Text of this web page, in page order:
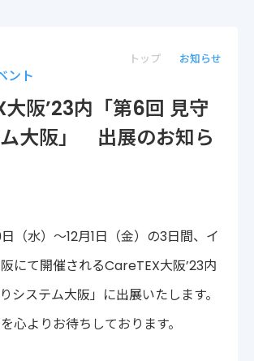
市港北区新横浜2-14-4 シルバービル1F
ポリシー
利用規約
トップ お知らせ
ント
阪’23内「第6回 見守
ム大阪」 出展のお知ら
（水）～12月1日（金）の3日間、イ
にて開催されるCareTEX大阪’23内
システム大阪」に出展いたします。
心よりお待ちしております。